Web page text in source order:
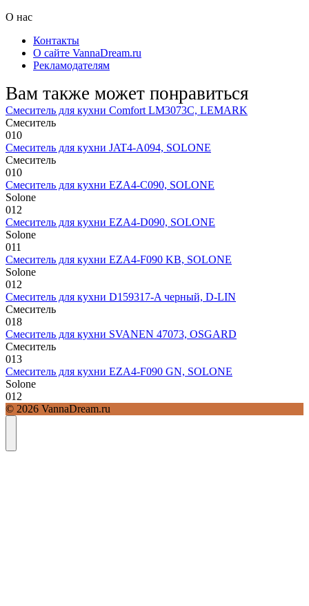
О нас
Контакты
О сайте VannaDream.ru
Рекламодателям
Вам также может понравиться
Смеситель для кухни Comfort LM3073C, LEMARK
Смеситель
010
Смеситель для кухни JAT4-A094, SOLONE
Смеситель
010
Смеситель для кухни EZA4-C090, SOLONE
Solone
012
Смеситель для кухни EZA4-D090, SOLONE
Solone
011
Смеситель для кухни EZA4-F090 KB, SOLONE
Solone
012
Смеситель для кухни D159317-A черный, D-LIN
Смеситель
018
Смеситель для кухни SVANEN 47073, OSGARD
Смеситель
013
Смеситель для кухни EZA4-F090 GN, SOLONE
Solone
012
© 2026 VannaDream.ru